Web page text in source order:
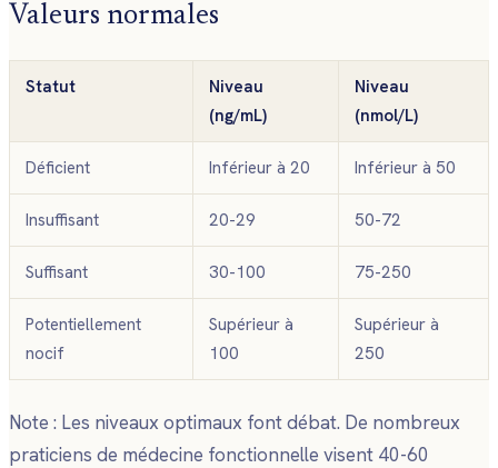
Valeurs normales
Statut
Niveau
(ng/mL)
Niveau
(nmol/L)
Déficient Inférieur à 20 Inférieur à 50
Insuffisant 20-29 50-72
Suffisant 30-100 75-250
Potentiellement
nocif
Supérieur à
100
Supérieur à
250
Note : Les niveaux optimaux font débat. De nombreux
praticiens de médecine fonctionnelle visent 40-60